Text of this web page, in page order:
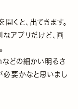
くと、出てきます。
アプリだけど、画
どの細かい明るさ
要かなと思いまし